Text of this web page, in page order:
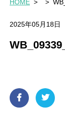
HOME > >
2025年05月18日